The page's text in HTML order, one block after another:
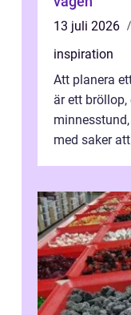
13 juli 2026
inspiration
Att planera
är ett
med saker